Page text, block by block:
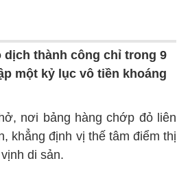
dịch thành công chỉ trong 9
một kỷ lục vô tiền khoáng
nơi bảng hàng chớp đỏ liên
khẳng định vị thế tâm điểm thị
di sản.